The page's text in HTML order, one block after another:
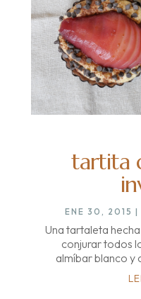
tartita
ENE 30, 2015 |
Una tartaleta
conjurar todos
almíbar blanco y